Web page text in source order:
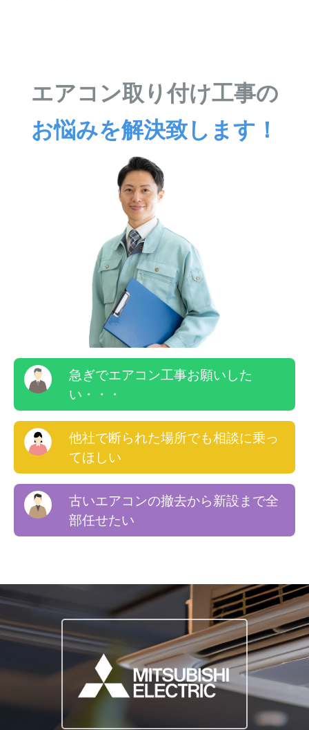
エアコン取り付け工事の
お悩みを解決致します！
急ぎでエアコン工事お願いした
い・・・
他社で断られた場所でも相談に乗っ
てほしい
古いエアコンの撤去から新設まで全
部任せたい